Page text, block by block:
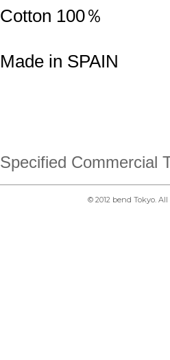
Cotton 100％
Made in SPAIN
Specified Commercial
© 2012 bend Tokyo.